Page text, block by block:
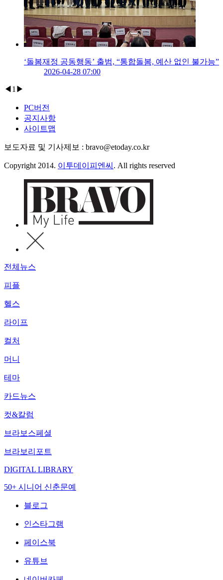
‘돌봄재정 공동행동’ 출범, “통합돌봄, 예산 없인 불가능”
2026-04-28 07:00
◀ 1 ▶
PC버전
공지사항
사이트맵
보도자료 및 기사제보 : bravo@etoday.co.kr
Copyright 2014. 이투데이피엔씨 . All rights reserved
전체뉴스
피플
헬스
라이프
컬처
머니
테마
카드뉴스
컷&칼럼
브라보스페셜
브라보리포트
DIGITAL LIBRARY
50+ 시니어 신춘문예
블로그
인스타그램
페이스북
유튜브